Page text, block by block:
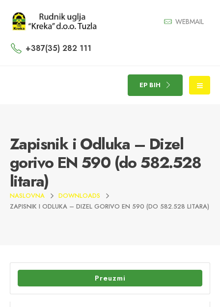
WEBMAIL
+387(35) 282 111
EP BIH
Zapisnik i Odluka – Dizel
gorivo EN 590 (do 582.528
litara)
NASLOVNA
DOWNLOADS
ZAPISNIK I ODLUKA – DIZEL GORIVO EN 590 (DO 582.528 LITARA)
Preuzmi